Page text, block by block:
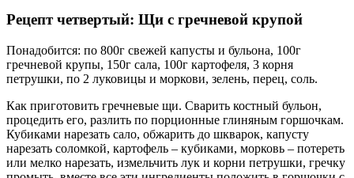
Рецепт четвертый: Щи с гречневой крупой
Понадобится: по 800г свежей капусты и бульона, 100г
гречневой крупы, 150г сала, 100г картофеля, 3 корня
петрушки, по 2 луковицы и моркови, зелень, перец, соль.
Как приготовить гречневые щи. Сварить костный бульон,
процедить его, разлить по порционные глиняным горшочкам.
Кубиками нарезать сало, обжарить до шкварок, капусту
нарезать соломкой, картофель – кубиками, морковь – потереть
или мелко нарезать, измельчить лук и корни петрушки, гречку